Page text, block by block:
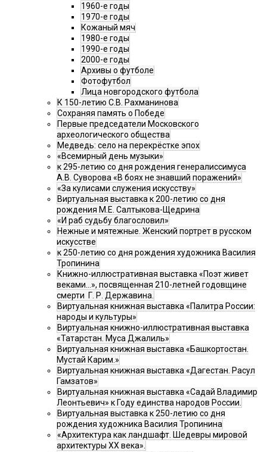
1960-е годы
1970-е годы
Кожаный мяч
1980-е годы
1990-е годы
2000-е годы
Архивы о футболе
Фотофутбол
Лица новгородского футбола
К 150-летию С.В. Рахманинова
Сохраняя память о Победе
Первые председатели Московского
археологического общества
Медведь: село на перекрёстке эпох
«Всемирный день музыки»
к 295-летию со дня рождения генералиссимуса
А.В. Суворова «В боях не знавший поражений»
«За кулисами служения искусству»
Виртуальная выставка к 200-летию со дня
рождения М.Е. Салтыкова-Щедрина
«И раб судьбу благословил»
Нежные и мятежные. Женский портрет в русском
искусстве
к 250-летию со дня рождения художника Василия
Тропинина
Книжно-иллюстративная выставка «Поэт живет
веками…», посвященная 210-летней годовщине
смерти Г. Р. Державина.
Виртуальная книжная выставка «Палитра России:
народы и культуры»
Виртуальная книжно-иллюстративная выставка
«Татарстан. Муса Джалиль»
Виртуальная книжная выставка «Башкортостан.
Мустай Карим.»
Виртуальная книжная выставка «Дагестан. Расул
Гамзатов»
Виртуальная книжная выставка «Садай Владимир
Леонтьевич» к Году единства народов России.
Виртуальная выставка к 250-летию со дня
рождения художника Василия Тропинина
«Архитектура как ландшафт. Шедевры мировой
архитектуры XX века».